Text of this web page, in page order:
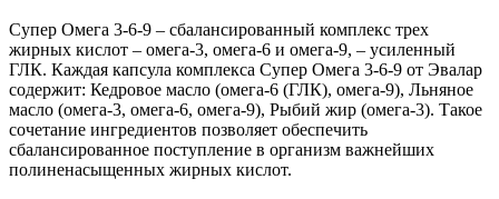
Супер Омега 3-6-9 – сбалансированный комплекс трех
жирных кислот – омега-3, омега-6 и омега-9, – усиленный
ГЛК. Каждая капсула комплекса Супер Омега 3-6-9 от Эвалар
содержит: Кедровое масло (омега-6 (ГЛК), омега-9), Льняное
масло (омега-3, омега-6, омега-9), Рыбий жир (омега-3). Такое
сочетание ингредиентов позволяет обеспечить
сбалансированное поступление в организм важнейших
полиненасыщенных жирных кислот.